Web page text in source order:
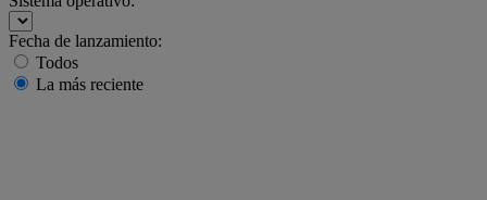
Fecha de lanzamiento:
Todos
La más reciente